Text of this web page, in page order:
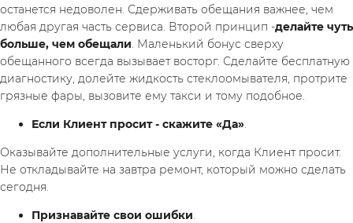
останется недоволен. Сдерживать обещания важнее, чем
любая другая часть сервиса. Второй принцип -делайте чуть
больше, чем обещали. Маленький бонус сверху
обещанного всегда вызывает восторг. Сделайте бесплатную
диагностику, долейте жидкость стеклоомывателя, протрите
грязные фары, вызовите ему такси и тому подобное.
Если Клиент просит - скажите «Да».
Оказывайте дополнительные услуги, когда Клиент просит.
Не откладывайте на завтра ремонт, который можно сделать
сегодня.
Признавайте свои ошибки.